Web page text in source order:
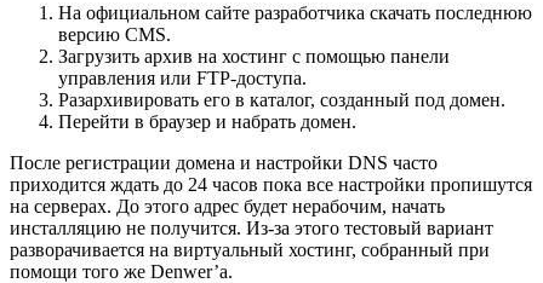
На официальном сайте разработчика скачать последнюю
версию CMS.
Загрузить архив на хостинг с помощью панели
управления или FTP-доступа.
Разархивировать его в каталог, созданный под домен.
Перейти в браузер и набрать домен.
После регистрации домена и настройки DNS часто
приходится ждать до 24 часов пока все настройки пропишутся
на серверах. До этого адрес будет нерабочим, начать
инсталляцию не получится. Из-за этого тестовый вариант
разворачивается на виртуальный хостинг, собранный при
помощи того же Denwer’а.